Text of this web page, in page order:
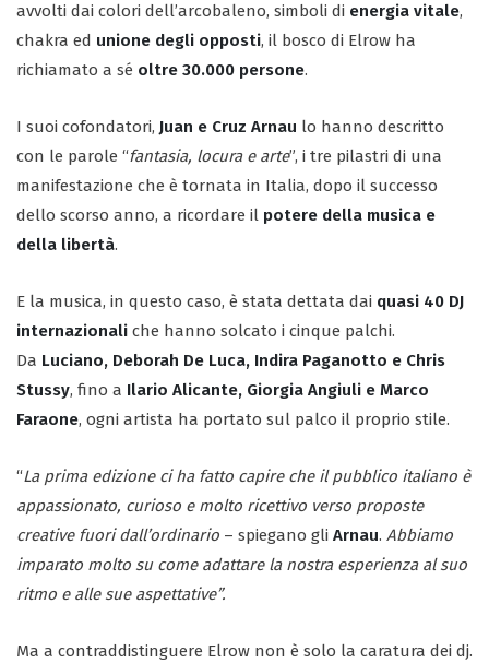
avvolti dai colori dell’arcobaleno, simboli di energia vitale,
chakra ed unione degli opposti, il bosco di Elrow ha
richiamato a sé oltre 30.000 persone.
I suoi cofondatori, Juan e Cruz Arnau lo hanno descritto
con le parole “fantasia, locura e arte”, i tre pilastri di una
manifestazione che è tornata in Italia, dopo il successo
dello scorso anno, a ricordare il potere della musica e
della libertà.
E la musica, in questo caso, è stata dettata dai quasi 40 DJ
internazionali che hanno solcato i cinque palchi.
Da Luciano, Deborah De Luca, Indira Paganotto e Chris
Stussy, fino a Ilario Alicante, Giorgia Angiuli e Marco
Faraone, ogni artista ha portato sul palco il proprio stile.
“La prima edizione ci ha fatto capire che il pubblico italiano è
appassionato, curioso e molto ricettivo verso proposte
creative fuori dall’ordinario – spiegano gli Arnau. Abbiamo
imparato molto su come adattare la nostra esperienza al suo
ritmo e alle sue aspettative”.
Ma a contraddistinguere Elrow non è solo la caratura dei dj.